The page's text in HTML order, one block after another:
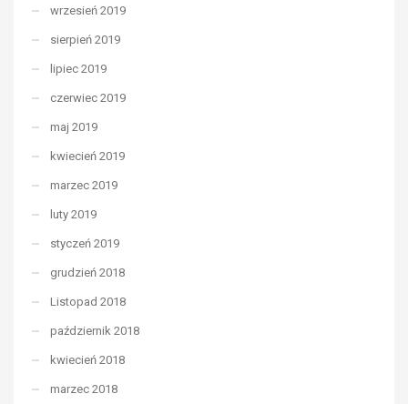
wrzesień 2019
sierpień 2019
lipiec 2019
czerwiec 2019
maj 2019
kwiecień 2019
marzec 2019
luty 2019
styczeń 2019
grudzień 2018
Listopad 2018
październik 2018
kwiecień 2018
marzec 2018